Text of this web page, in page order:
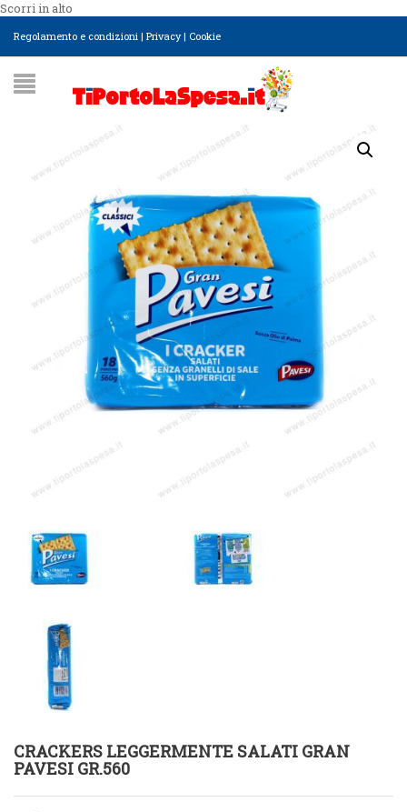
Scorri in alto
Regolamento e condizioni | Privacy| Cookie
CRACKERS LEGGERMENTE SALATI GRAN
PAVESI GR.560